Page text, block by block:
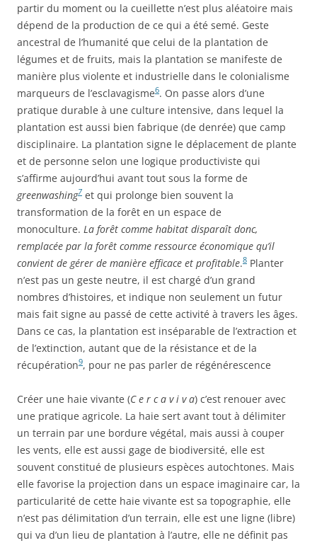
partir du moment ou la cueillette n’est plus aléatoire mais
dépend de la production de ce qui a été semé. Geste
ancestral de l’humanité que celui de la plantation de
légumes et de fruits, mais la plantation se manifeste de
manière plus violente et industrielle dans le colonialisme
marqueurs de l’esclavagisme6. On passe alors d’une
pratique durable à une culture intensive, dans lequel la
plantation est aussi bien fabrique (de denrée) que camp
disciplinaire. La plantation signe le déplacement de plante
et de personne selon une logique productiviste qui
s’affirme aujourd’hui avant tout sous la forme de
greenwashing7 et qui prolonge bien souvent la
transformation de la forêt en un espace de
monoculture. La forêt comme habitat disparaît donc,
remplacée par la forêt comme ressource économique qu’il
convient de gérer de manière efficace et profitable.8 Planter
n’est pas un geste neutre, il est chargé d’un grand
nombres d’histoires, et indique non seulement un futur
mais fait signe au passé de cette activité à travers les âges.
Dans ce cas, la plantation est inséparable de l’extraction et
de l’extinction, autant que de la résistance et de la
récupération9, pour ne pas parler de régénérescence
Créer une haie vivante (C e r c a v i v a) c’est renouer avec
une pratique agricole. La haie sert avant tout à délimiter
un terrain par une bordure végétal, mais aussi à couper
les vents, elle est aussi gage de biodiversité, elle est
souvent constitué de plusieurs espèces autochtones. Mais
elle favorise la projection dans un espace imaginaire car, la
particularité de cette haie vivante est sa topographie, elle
n’est pas délimitation d’un terrain, elle est une ligne (libre)
qui va d’un lieu de plantation à l’autre, elle ne définit pas